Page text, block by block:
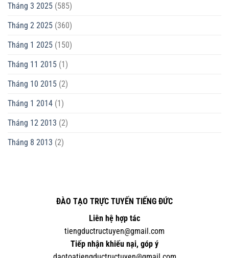
Tháng 3 2025 (585)
Tháng 2 2025 (360)
Tháng 1 2025 (150)
Tháng 11 2015 (1)
Tháng 10 2015 (2)
Tháng 1 2014 (1)
Tháng 12 2013 (2)
Tháng 8 2013 (2)
ĐÀO TẠO TRỰC TUYẾN TIẾNG ĐỨC
Liên hệ hợp tác
tiengductructuyen@gmail.com
Tiếp nhận khiếu nại, góp ý